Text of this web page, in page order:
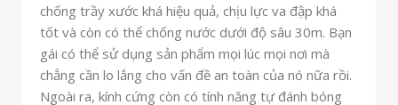
chống trầy xước khá hiệu quả, chịu lực va đập khá
tốt và còn có thể chống nước dưới độ sâu 30m. Bạn
gái có thể sử dụng sản phẩm mọi lúc mọi nơi mà
chẳng cần lo lắng cho vấn đề an toàn của nó nữa rồi.
Ngoài ra, kính cứng còn có tính năng tự đánh bóng